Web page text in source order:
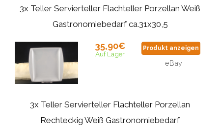
3x Teller Servierteller Flachteller Porzellan Weiß
Gastronomiebedarf ca.31x30,5
35,90€
Auf Lager
Produkt anzeigen
eBay
3x Teller Servierteller Flachteller Porzellan
Rechteckig Weiß Gastronomiebedarf